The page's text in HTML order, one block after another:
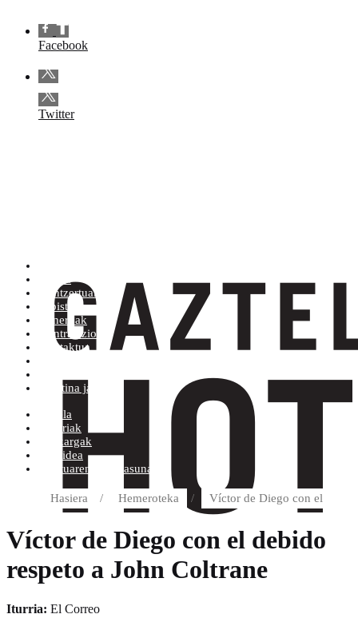
Facebook
Twitter
Kontzertuak
Albisteak
Generoak
Kontratazioa
Kontaktua
Boletina jaso
Arbela
Eskariak
Deskargak
Helbidea
Kontuaren Xehetasunak
Hasiera / Hemeroteka / Víctor de Diego con el
Víctor de Diego con el debido
respeto a John Coltrane
Iturria: El Correo